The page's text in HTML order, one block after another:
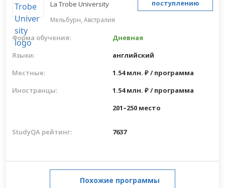
La Trobe University
Мельбурн, Австралия
поступлению
Форма обучения:
Дневная
Языки:
английский
Местные:
1.54 млн. ₽ / программа
Иностранцы:
1.54 млн. ₽ / программа
201–250 место
StudyQA рейтинг: 7637
Похожие программы